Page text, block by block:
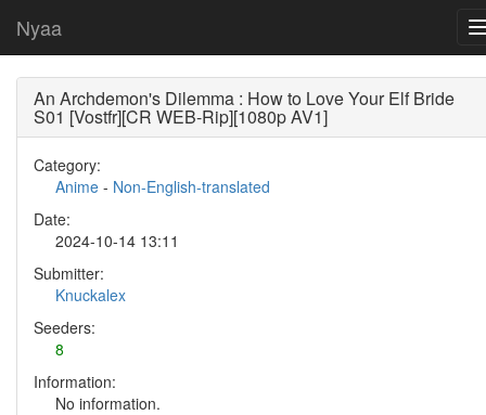
Nyaa
An Archdemon's Dilemma : How to Love Your Elf Bride
S01 [Vostfr][CR WEB-Rip][1080p AV1]
Category:
Anime - Non-English-translated
Date:
2024-10-14 13:11
Submitter:
Knuckalex
Seeders:
8
Information:
No information.